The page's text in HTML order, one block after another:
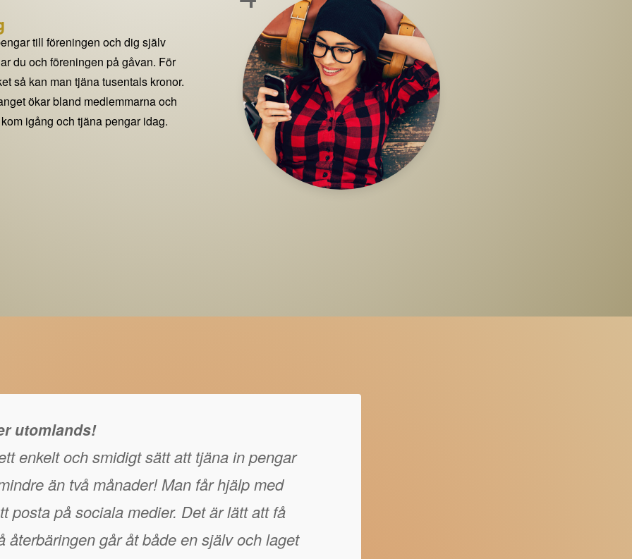
till föreningen och dig själv
du och föreningen på gåvan. För
så kan man tjäna tusentals kronor.
ökar bland medlemmarna och
igång och tjäna pengar idag.
utomlands!
enkelt och smidigt sätt att tjäna in pengar
än två månader! Man får hjälp med
posta på sociala medier. Det är lätt att få
återbäringen går åt både en själv och laget